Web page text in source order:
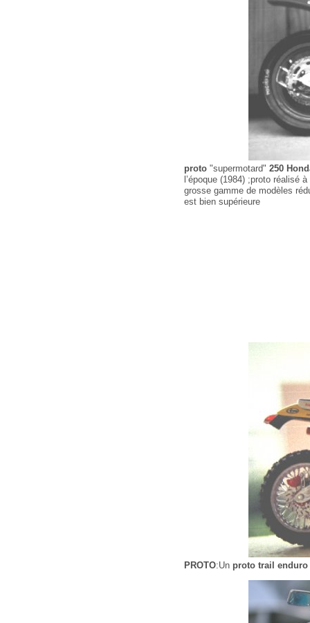
proto "supermotard" 250
l’époque (1984) ;proto réalisé
grosse gamme de modèles
est bien supérieure
PROTO:Un proto trail enduro